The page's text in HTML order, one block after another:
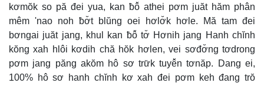
kơmŏk so pă đei yua, kan ƀô̆ athei pơm juăt hăm phân
mêm 'nao noh ƀơ̆t blŭng oei hơlơ̆k hơle. Mă tam đei
bơngai juăt jang, khul kan ƀô̆ tơ̆ Hơnih jang Hanh chĭnh
kŏng xah hlôi kơdih chă hŏk hơlen, vei sơđơ̆ng tơdrong
pơm jang păng akŏm hô sơ trư̆k tuyê̆n tơnăp. Dang ei,
100% hô sơ hanh chĭnh kơ xah đei pơm keh đang trŏ